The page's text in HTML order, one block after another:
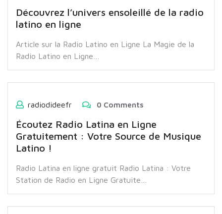
Découvrez l’univers ensoleillé de la radio
latino en ligne
Article sur la Radio Latino en Ligne La Magie de la
Radio Latino en Ligne…
radiodideefr 0 Comments
Écoutez Radio Latina en Ligne
Gratuitement : Votre Source de Musique
Latino !
Radio Latina en ligne gratuit Radio Latina : Votre
Station de Radio en Ligne Gratuite…